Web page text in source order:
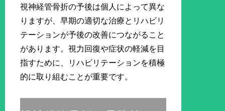
視神経管骨折の予後は個人によって異な
りますが、早期の適切な治療とリハビリ
テーションが予後の改善につながること
があります。視力回復や症状の軽減を目
指すために、リハビリテーションを積極
的に取り組むことが重要です。